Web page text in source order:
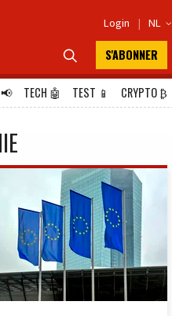
Login | NL 
 S'ABONNER
📢 TECH 🤖 TEST 📱 CRYPTO₿